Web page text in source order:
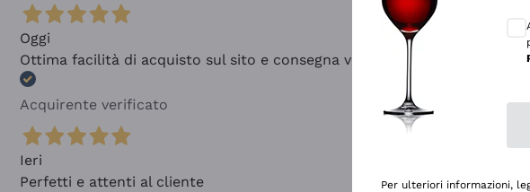
Oggi
Ottima facilità di acquisto sul sito e consegna velocissima
Acquirente verificato
Ieri
Perfetti e attenti al cliente
Per ulteriori informazioni,